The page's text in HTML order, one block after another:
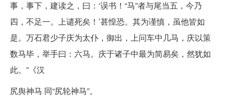
事，事下，建读之，曰：‘误书！“马”者与尾当五，今乃
四，不足一。上谴死矣！’甚惶恐。其为谨慎，虽他皆如
是。万石君少子庆为太仆，御出，上问车中几马，庆以策
数马毕，举手曰：六马。庆于诸子中最为简易矣，然犹如
此。”《汉
尻舆神马 同“尻轮神马”。